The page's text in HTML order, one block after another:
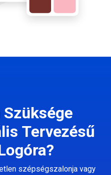
Tervezésű
szépségszalonja vagy